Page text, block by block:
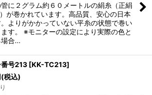
管に２グラム約６０メートルの絹糸（正絹
が巻かれています。高品質、安心の日本
よりがかかっていない平糸の状態で巻い
す。 ※モニターの設定により実際の色と
場合…
号213 [KK-TC213]
(税込)